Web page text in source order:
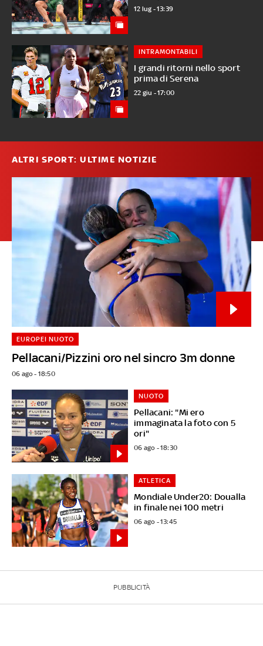
12 lug - 13:39
I grandi ritorni nello sport
prima di Serena
INTRAMONTABILI
22 giu - 17:00
ALTRI SPORT: ULTIME NOTIZIE
Pellacani/Pizzini oro nel sincro 3m donne
EUROPEI NUOTO
06 ago - 18:50
Pellacani: "Mi ero
immaginata la foto con 5
ori"
NUOTO
06 ago - 18:30
Mondiale Under20: Doualla
in finale nei 100 metri
ATLETICA
06 ago - 13:45
PUBBLICITÀ